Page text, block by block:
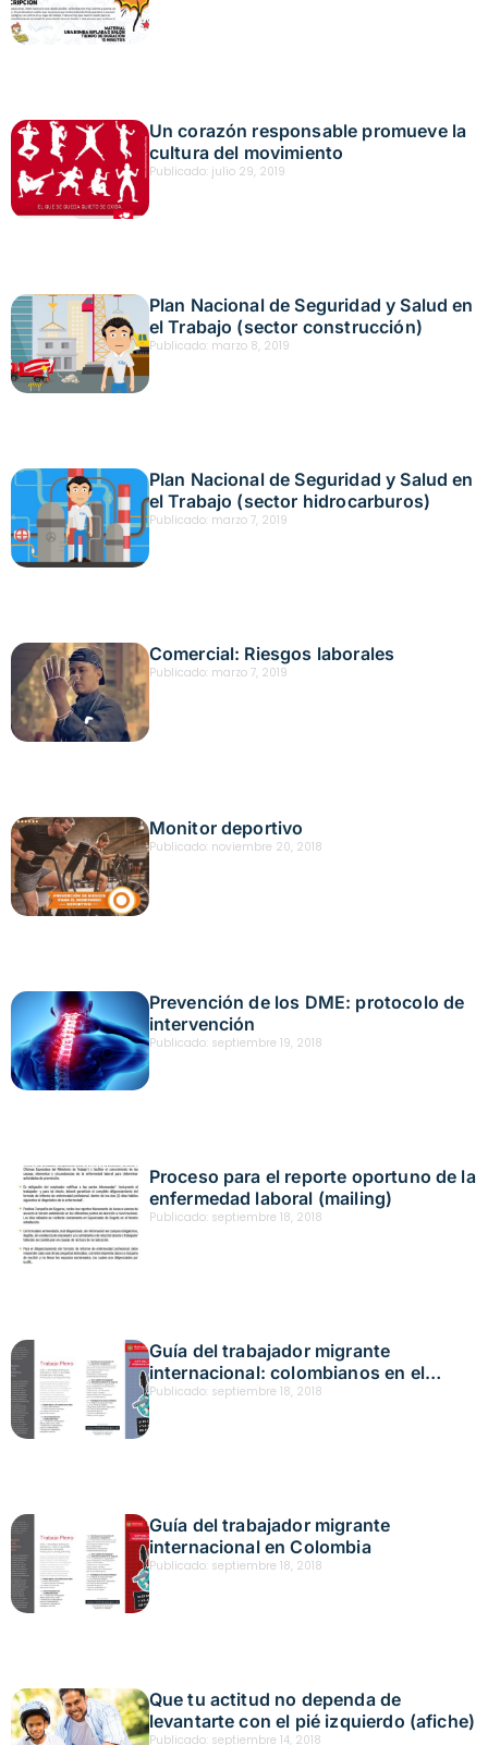
Un corazón responsable promueve la
cultura del movimiento
Publicado: julio 29, 2019
Plan Nacional de Seguridad y Salud en
el Trabajo (sector construcción)
Publicado: marzo 8, 2019
Plan Nacional de Seguridad y Salud en
el Trabajo (sector hidrocarburos)
Publicado: marzo 7, 2019
Comercial: Riesgos laborales
Publicado: marzo 7, 2019
Monitor deportivo
Publicado: noviembre 20, 2018
Prevención de los DME: protocolo de
intervención
Publicado: septiembre 19, 2018
Proceso para el reporte oportuno de la
enfermedad laboral (mailing)
Publicado: septiembre 18, 2018
Guía del trabajador migrante
internacional: colombianos en el
exterior
Publicado: septiembre 18, 2018
Guía del trabajador migrante
internacional en Colombia
Publicado: septiembre 18, 2018
Que tu actitud no dependa de
levantarte con el pié izquierdo (afiche)
Publicado: septiembre 14, 2018